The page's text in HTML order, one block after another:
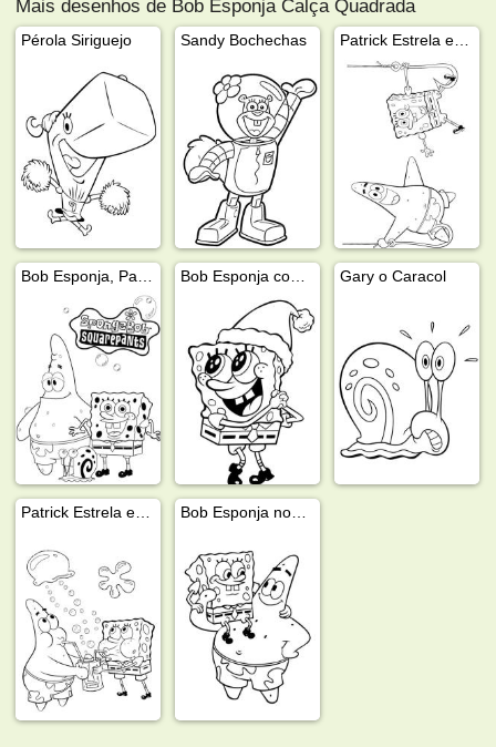
Mais desenhos de Bob Esponja Calça Quadrada
Pérola Siriguejo Sandy Bochechas
Gary o Caracol